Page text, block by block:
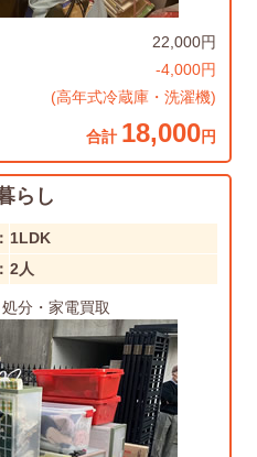
22,000円
-4,000円
(高年式冷蔵庫・洗濯機)
合計 18,000円
らし
1LDK
2人
分・家電買取